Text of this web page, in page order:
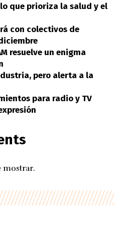
que prioriza la salud y el
con colectivos de
resuelve un enigma
pero alerta a la
para radio y TV
mostrar.